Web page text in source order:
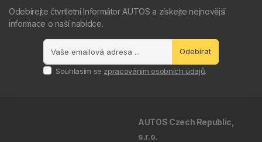
Odebírejte čtvrtletní Informátor AUTOS a získejte nejnovější
informace o naší nabídce.
Odebírat
Souhlasím se zpracováním osobních údajů.
AUTOS Czech Republic,
s.r.o.